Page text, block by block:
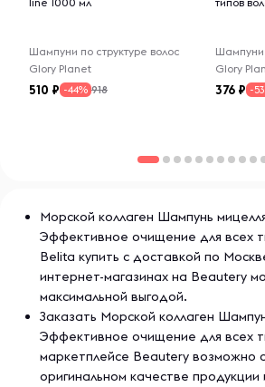
Шампуни по структуре волос
Glory Planet
510 -44% 918
Шампуни
Glory
376 -
Морской коллаген Шампунь
Эффективное очищение для всех
Belita купить с доставкой по
интернет-магазинах на Beautery
максимальной выгодой.
Заказать Морской коллаген
Эффективное очищение для всех
маркетплейсе Beautery возможно
оригинальном качестве